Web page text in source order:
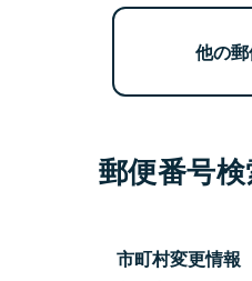
他の
郵便番号
市町村変更情報